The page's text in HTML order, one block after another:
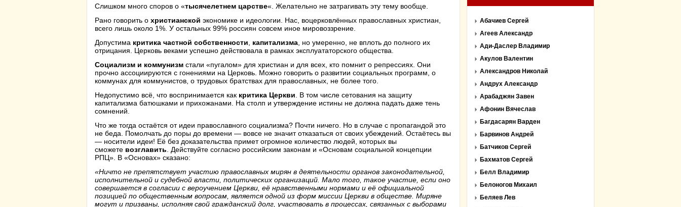
Слишком много споров о «тысячелетнем царстве«. Желательно не затрагивать эту тему вообще.
Рано говорить о христианской экономике и идеологии. Нас, воцерковлённых православных христиан,
всего лишь около 1%. У остальных 99% россиян совсем иное мировоззрение.
Допустима критика частной собственности капитализма , но умеренно, не вплоть до полного их
отрицания. Церковь веками успешно действовала в рамках эксплуататорского общества.
Социализм и коммунизм стали «пугалом» для христиан и для всех, кто помнит о репрессиях. Они
прочно ассоциируются с гонениями на Церковь. Можно говорить о развитии социальных программ, о
коммунах для коммунистов, о трудовых братствах для православных, не более того.
Недопустимо всё, что воспринимается как критика Церкви . В том числе сетования на защиту
капитализма батюшками и прихожанами. На столп и утверждение истины не должна падать даже тень
сомнений.
Что же тогда остаётся от идеи православного социализма? Почти ничего. Но в случае с пропагандой это
не беда. Помолчать до поры до времени — вовсе не значит отказаться от своих убеждений. Остаётесь вы
— носители идеи! Её без доказательства примет огромное количество людей, которых вы
сможете возглавить . Действуйте согласно российским законам и «Основам социальной концепции
РПЦ». В «Основах» сказано:
«Ничто не препятствует участию православных мирян в деятельности органов законодательной,
исполнительной и судебной власти, политических организаций. Мало того, такое участие, если оно
совершается в согласии с вероучением Церкви, её нравственными нормами и её официальной
позицией по общественным вопросам, является одной из форм миссии Церкви в обществе. Миряне
могут и призваны, исполняя свой гражданский долг, участвовать в процессах, связанных с выборами
Абачиев Сергей
Агеев Александр
Ади-Даслер Владимир
Акулов Валентин
Александров Николай
Андрух Александр
Арабаджян Завен
Афонин Вячеслав
Багдасарян Варден
Барвинов Андрей
Батчиков Сергей
Бахматов Сергей
Белл Владимир
Белоногов Михаил
Беляев Лев